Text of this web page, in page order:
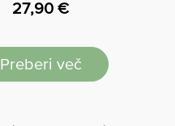
27,90€
Preberi več